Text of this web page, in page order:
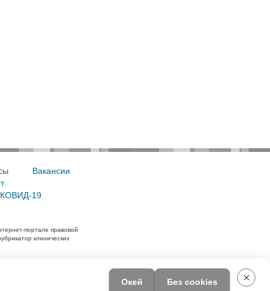
Вакансии
КОВИД-19
портале правовой
клинических
Окей Без cookies